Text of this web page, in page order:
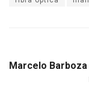
Marcelo